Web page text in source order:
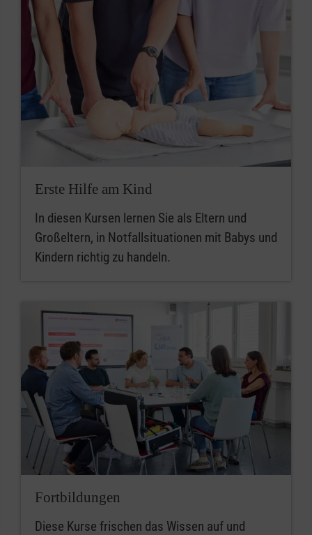
Erste Hilfe am Kind
In diesen Kursen lernen Sie als Eltern und
Großeltern, in Notfallsituationen mit Babys und
Kindern richtig zu handeln.
Fortbildungen
Diese Kurse frischen das Wissen auf und